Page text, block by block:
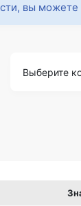
вы можете
Выберите